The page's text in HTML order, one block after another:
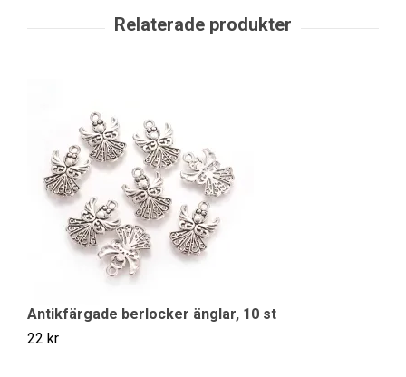
Antikfärgade berlocker änglar, 10 st
22 kr